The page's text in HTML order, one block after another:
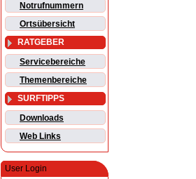
Notrufnummern
Ortsübersicht
RATGEBER
Servicebereiche
Themenbereiche
SURFTIPPS
Downloads
Web Links
User Login